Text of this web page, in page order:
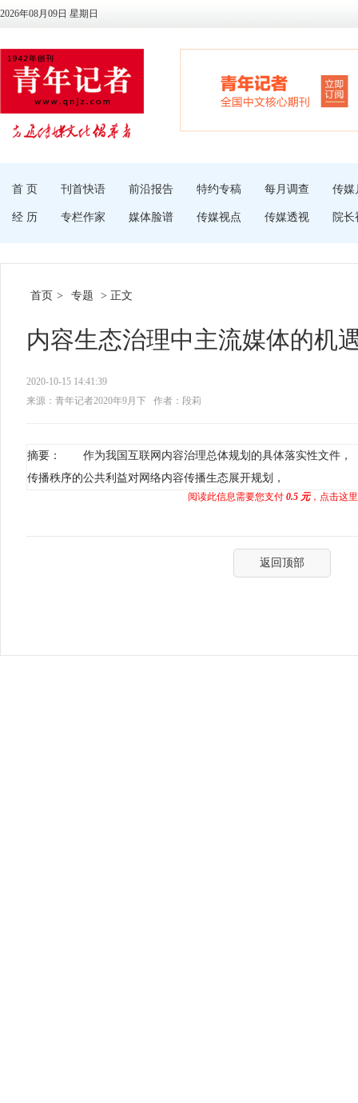
2026年08月09日 星期日
首 页 刊首快语 前沿报告 特约专稿 每月调查 传媒
经 历 专栏作家 媒体脸谱 传媒视点 传媒透视 院长
首页 > 专题 > 正文
内容生态治理中主流媒体的机
2020-10-15 14:41:39
来源：青年记者2020年9月下
作者：段莉
摘要： 作为我国互联网内容治理总体规划的具体落实性文件，
传播秩序的公共利益对网络内容传播生态展开规划，
阅读此信息需要您支付 0.5 元，点击这
返回顶部